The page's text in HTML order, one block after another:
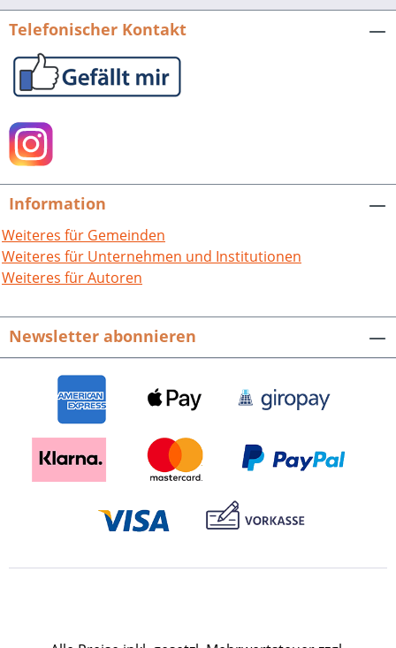
Aktualisierbarkeit seiner
Gründe untersucht, weshalb er heute –
150 Jahre nach seinem Tod – im
von deutscher Demokratiegeschichte
sichtbar. Hrsg. Clemens Rehm, Annette
R. Hofmann.Gustav Struve. Turner,
Demokrat, Emigrant.112 S., 31 meist
95505-239-3. EUR 17,80.
Telefonischer Kontakt
Information
Weiteres für Gemeinden
Weiteres für Unternehmen und Institutionen
Weiteres für Autoren
Newsletter abonnieren